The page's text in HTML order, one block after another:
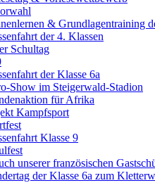
& Grundlagentraining
der 4. Klassen
Schultag
der Klasse 6a
Show im Steigerwald-Stadion
für Afrika
Kampfsport
Klasse 9
unserer französischen
der Klasse 6a zum